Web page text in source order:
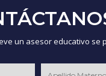
un asesor educativo se